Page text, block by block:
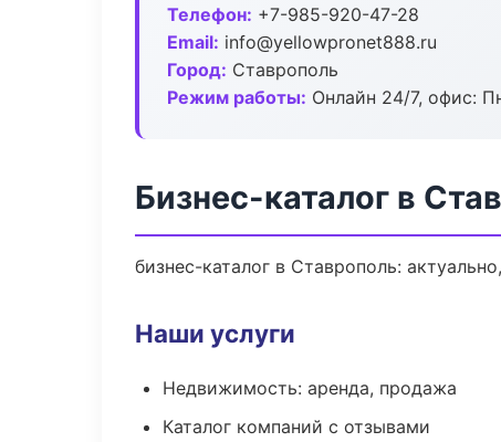
Телефон: +7-985-920-47-28
Email: info@yellowpronet888.ru
Город: Ставрополь
Режим работы: Онлайн 24/7, офис:
Бизнес-каталог в
бизнес-каталог в Ставрополь:
Наши услуги
Недвижимость: аренда, продажа
Каталог компаний с отзывами